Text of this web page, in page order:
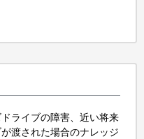
ライブの障害、近い将来
渡された場合のナレッジ